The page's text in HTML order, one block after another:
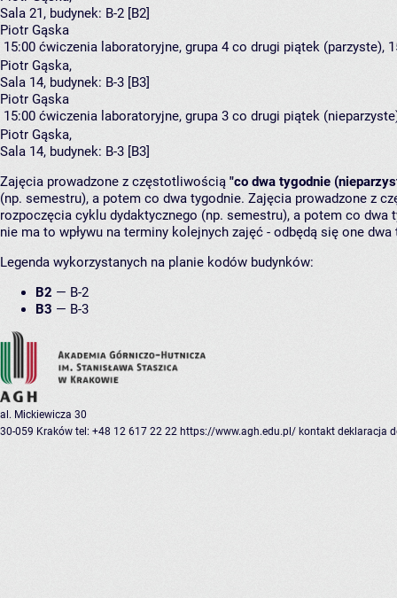
Sala 21, budynek: B-2 [B2]
Piotr Gąska
15:00 ćwiczenia laboratoryjne, grupa 4 co drugi piątek (parzyste),
Piotr Gąska,
Sala 14, budynek: B-3 [B3]
Piotr Gąska
15:00 ćwiczenia laboratoryjne, grupa 3 co drugi piątek
Piotr Gąska,
Sala 14, budynek: B-3 [B3]
Zajęcia prowadzone z częstotliwością "co dwa tygodnie
(np. semestru), a potem co dwa tygodnie. Zajęcia prowadzone z
rozpoczęcia cyklu dydaktycznego (np. semestru), a potem co
nie ma to wpływu na terminy kolejnych zajęć - odbędą się one
Legenda wykorzystanych na planie kodów budynków:
B2 — B-2
B3 — B-3
al. Mickiewicza 30
30-059 Kraków tel: +48 12 617 22 22 https://www.agh.edu.pl/ kontakt deklaracja